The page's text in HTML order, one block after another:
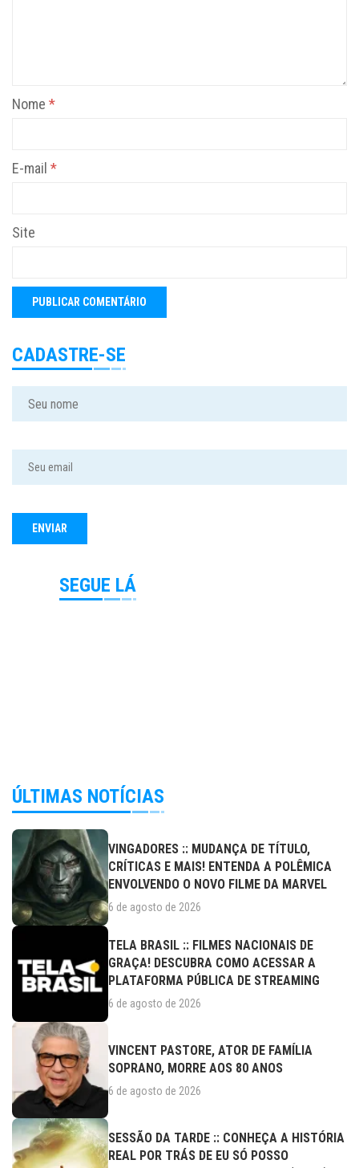
Nome *
E-mail *
Site
CADASTRE-SE
SEGUE LÁ
ÚLTIMAS NOTÍCIAS
VINGADORES :: MUDANÇA DE TÍTULO,
CRÍTICAS E MAIS! ENTENDA A POLÊMICA
ENVOLVENDO O NOVO FILME DA MARVEL
6 de agosto de 2026
TELA BRASIL :: FILMES NACIONAIS DE
GRAÇA! DESCUBRA COMO ACESSAR A
PLATAFORMA PÚBLICA DE STREAMING
6 de agosto de 2026
VINCENT PASTORE, ATOR DE FAMÍLIA
SOPRANO, MORRE AOS 80 ANOS
6 de agosto de 2026
SESSÃO DA TARDE :: CONHEÇA A HISTÓRIA
REAL POR TRÁS DE EU SÓ POSSO